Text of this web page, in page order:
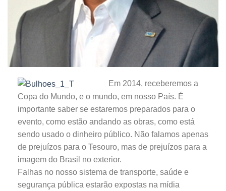
Em 2014, receberemos a
Copa do Mundo, e o mundo, em nosso País. É
importante saber se estaremos preparados para o
evento, como estão andando as obras, como está
sendo usado o dinheiro público. Não falamos apenas
de prejuízos para o Tesouro, mas de prejuízos para a
imagem do Brasil no exterior.
Falhas no nosso sistema de transporte, saúde e
segurança pública estarão expostas na mídia